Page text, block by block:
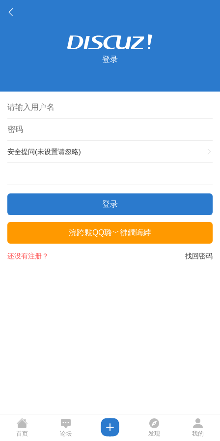
登录
安全提问(未设置请忽略)
登录
浣跨敤QQ璐﹀彿鐧诲綍
找回密码
还没有注册？
首页 论坛 发现 我的